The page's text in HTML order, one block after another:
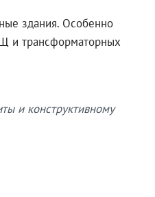
здания. Особенно
и трансформаторных
и конструктивному